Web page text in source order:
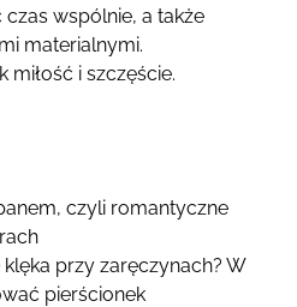
wspólnie, a także
materialnymi.
miłość i szczęście.
czyli romantyczne
przy zaręczynach? W
pierścionek